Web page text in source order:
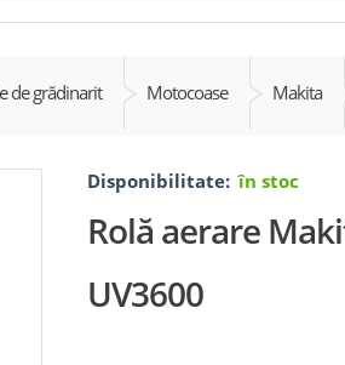
de grădinarit Motocoase Makita
Disponibilitate: în stoc
Rolă aerare
UV3600